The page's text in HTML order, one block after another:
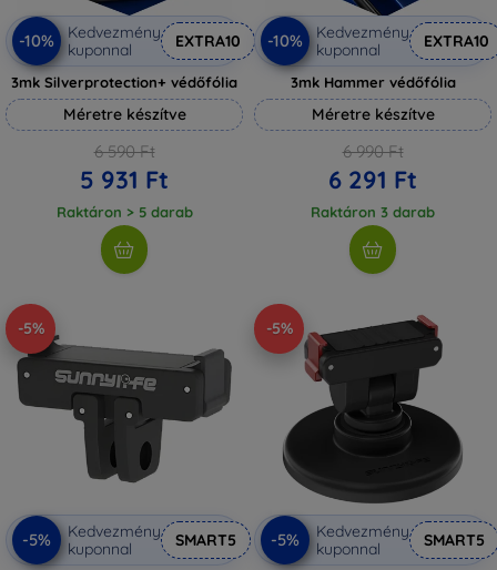
-10%
Kedvezmény
kuponnal
EXTRA10
3mk Silverprotection+ védőfólia
Méretre készítve
6 590 Ft
5 931 Ft
Raktáron > 5 darab
-10%
Kedvezmény
kuponnal
EXTRA10
3mk Hammer védőfólia
Méretre készítve
6 990 Ft
6 291 Ft
Raktáron 3 darab
-5%
-5%
Kedvezmény
kuponnal
SMART5
-5%
-5%
Kedvezmény
kuponnal
SMART5